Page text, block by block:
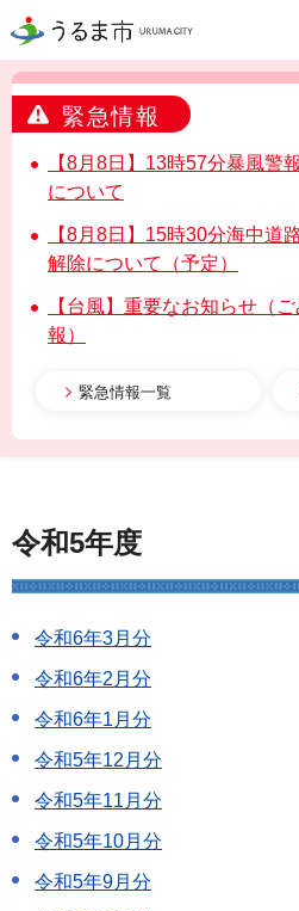
うるま市
緊急情報
【8月8日】13時57分暴風警
について
【8月8日】15時30分海中道
解除について（予定）
【台風】重要なお知らせ（
報）
緊急情報一覧
令和5年度
令和6年3月分
令和6年2月分
令和6年1月分
令和5年12月分
令和5年11月分
令和5年10月分
令和5年9月分